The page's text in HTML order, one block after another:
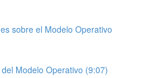
sobre el Modelo Operativo
Modelo Operativo (9:07)